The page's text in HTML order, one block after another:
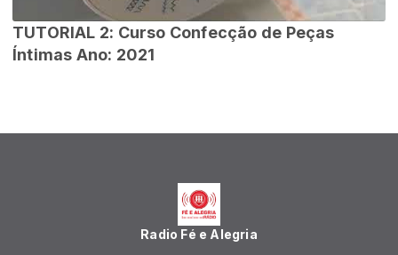
TUTORIAL 2: Curso Confecção de Peças
Íntimas Ano: 2021
Radio Fé e Alegria